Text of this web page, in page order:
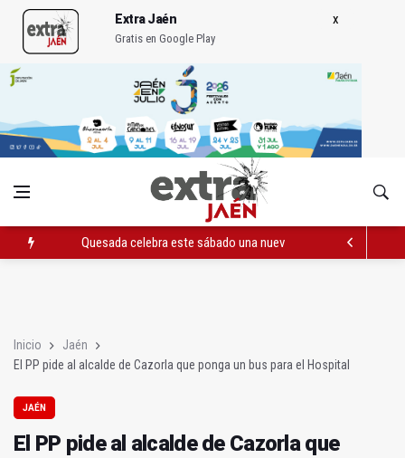
Extra Jaén
Gratis en Google Play
Quesada celebra este sábado una nueva jornada de Orgullo
Inicio
Jaén
El PP pide al alcalde de Cazorla que ponga un bus para el Hospital
JAÉN
El PP pide al alcalde de Cazorla que